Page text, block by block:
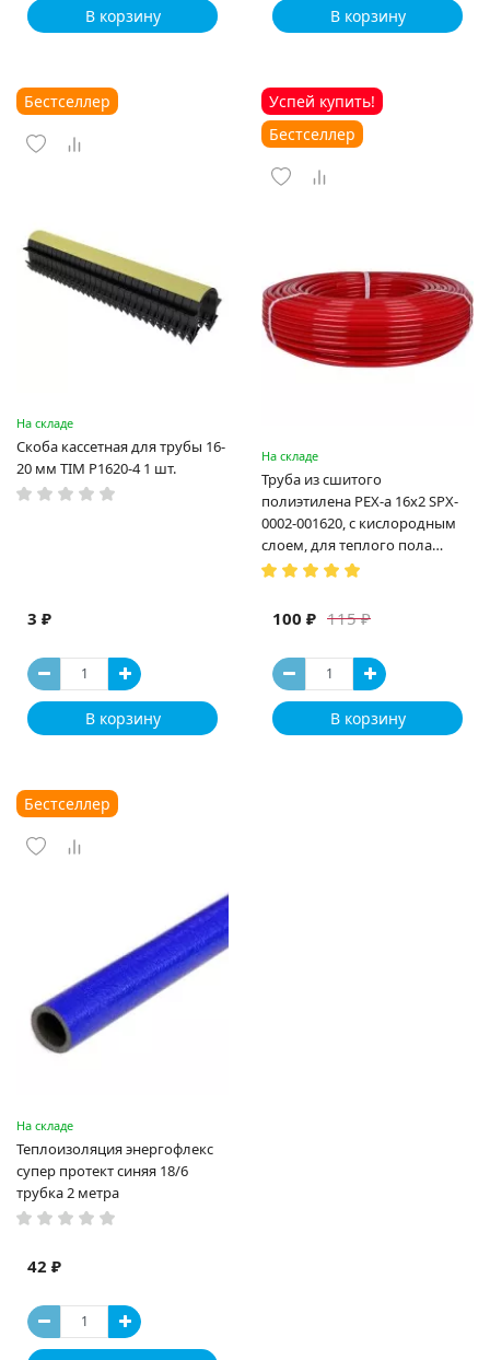
В корзину В корзину
Бестселлер
На складе
Скоба кассетная для трубы 16-
20 мм TIM P1620-4 1 шт.
3 ₽
В корзину
Успей купить!
Бестселлер
На складе
Труба из сшитого
полиэтилена PEX-a 16х2 SPX-
0002-001620, с кислородным
слоем, для теплого пола
(Испания)
115 ₽
100 ₽
В корзину
Бестселлер
На складе
Теплоизоляция энергофлекс
супер протект синяя 18/6
трубка 2 метра
42 ₽